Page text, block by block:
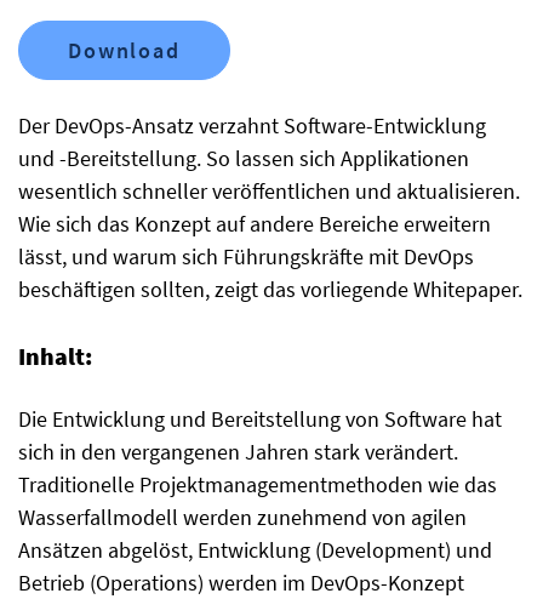
Der DevOps-Ansatz verzahnt Software-Entwicklung
und -Bereitstellung. So lassen sich Applikationen
wesentlich schneller veröffentlichen und aktualisieren.
Wie sich das Konzept auf andere Bereiche erweitern
lässt, und warum sich Führungskräfte mit DevOps
beschäftigen sollten, zeigt das vorliegende Whitepaper.
Inhalt:
Die Entwicklung und Bereitstellung von Software hat
sich in den vergangenen Jahren stark verändert.
Traditionelle Projektmanagementmethoden wie das
Wasserfallmodell werden zunehmend von agilen
Ansätzen abgelöst, Entwicklung (Development) und
Betrieb (Operations) werden im DevOps-Konzept
Download